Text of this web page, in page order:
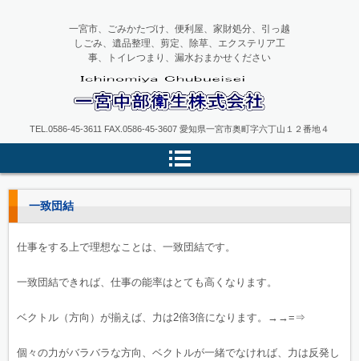
一宮中部衛生
一宮市、ごみかたづけ、便利屋、家財処分、引っ越
しごみ、遺品整理、剪定、除草、エクステリア工
事、トイレつまり、漏水おまかせください
TEL.0586-45-3611 FAX.0586-45-3607 愛知県一宮市奥町字六丁山１２番地４
一致団結
仕事をする上で理想なことは、一致団結です。
一致団結できれば、仕事の能率はとても高くなります。
ベクトル（方向）が揃えば、力は2倍3倍になります。→→=⇒
個々の力がバラバラな方向、ベクトルが一緒でなければ、力は反発し